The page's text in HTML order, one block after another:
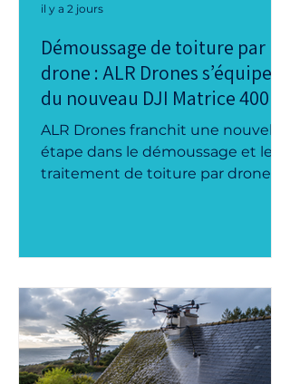
Démoussage de toiture par
drone : ALR Drones s’équipe
du nouveau DJI Matrice 400
ALR Drones franchit une nouvelle
étape dans le démoussage et le
traitement de toiture par drone
flotte afin de proposer des
précises, efficaces et sécurisées
dans le Morbihan (56), l’Ille-et-
Vilaine (35), la Loire-Atlantique (44)
et plus largement dans le Grand
il y a 2 jours